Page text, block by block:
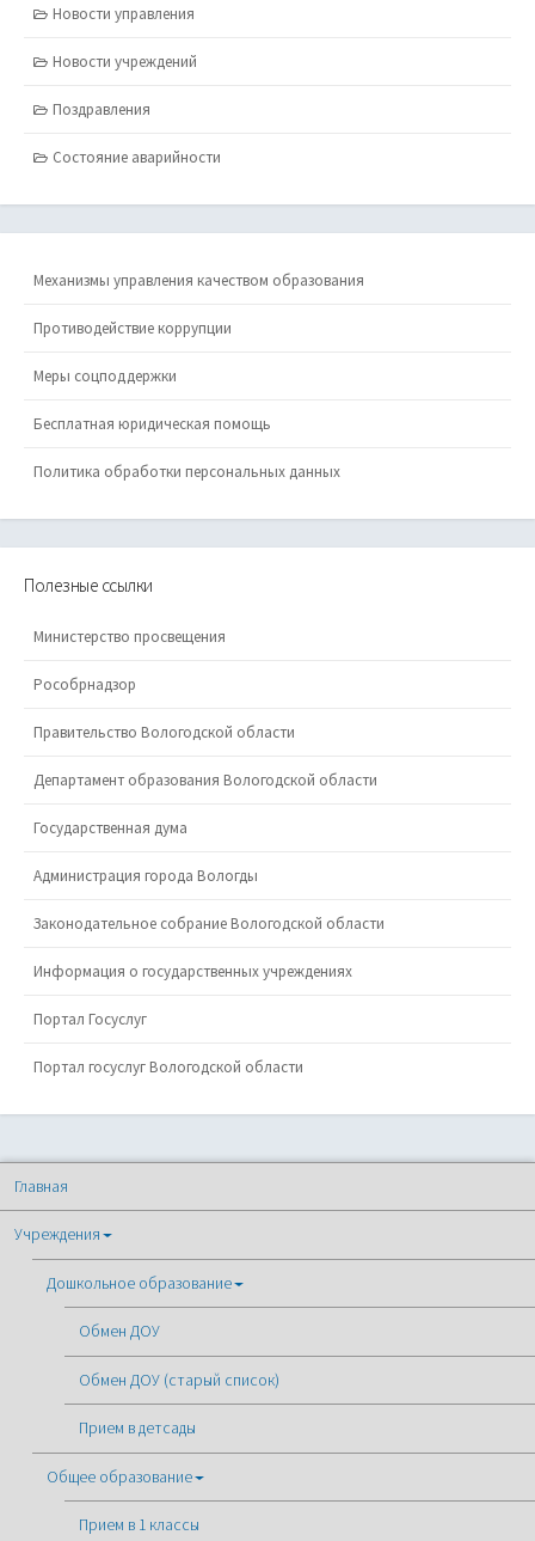
Новости управления
Новости учреждений
Поздравления
Состояние аварийности
Механизмы управления качеством образования
Противодействие коррупции
Меры соцподдержки
Бесплатная юридическая помощь
Политика обработки персональных данных
Полезные ссылки
Министерство просвещения
Рособрнадзор
Правительство Вологодской области
Департамент образования Вологодской области
Государственная дума
Администрация города Вологды
Законодательное собрание Вологодской области
Информация о государственных учреждениях
Портал Госуслуг
Портал госуслуг Вологодской области
Главная
Учреждения
Дошкольное образование
Обмен ДОУ
Обмен ДОУ (старый список)
Прием в детсады
Общее образование
Прием в 1 классы